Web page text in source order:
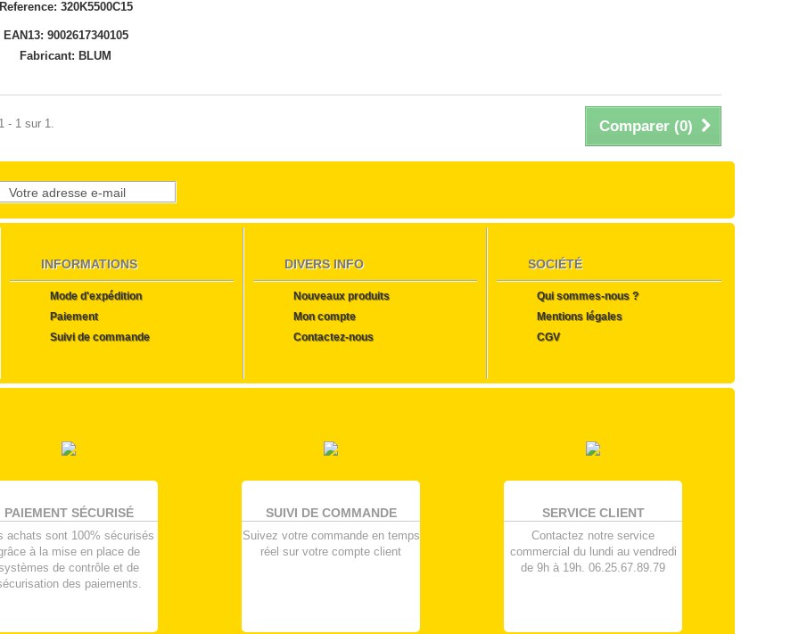
320K5500C15
EAN13: 9002617340105
Fabricant: BLUM
Comparer (0)
- 1 sur 1.
INFORMATIONS
Mode d'expédition
Paiement
Suivi de commande
DIVERS INFO
Nouveaux produits
Mon compte
Contactez-nous
SOCIÉTÉ
Qui sommes-nous ?
Mentions légales
CGV
PAIEMENT SÉCURISÉ
achats sont 100% sécurisés
à la mise en place de
de contrôle et de
des paiements.
SUIVI DE COMMANDE
Suivez votre commande en temps
réel sur votre compte client
SERVICE CLIENT
Contactez notre service
commercial du lundi au vendredi
de 9h à 19h. 06.25.67.89.79